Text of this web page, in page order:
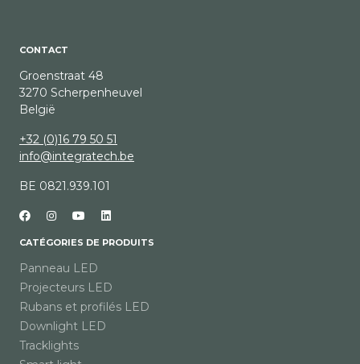
CONTACT
Groenstraat 48
3270 Scherpenheuvel
België
+32 (0)16 79 50 51
info@integratech.be
BE 0821.939.101
CATÉGORIES DE PRODUITS
Panneau LED
Projecteurs LED
Rubans et profilés LED
Downlight LED
Tracklights